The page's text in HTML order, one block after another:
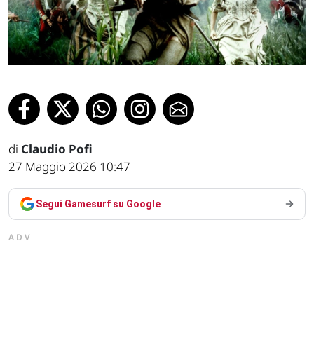
di Claudio Pofi
27 Maggio 2026 10:47
Segui Gamesurf su Google
ADV